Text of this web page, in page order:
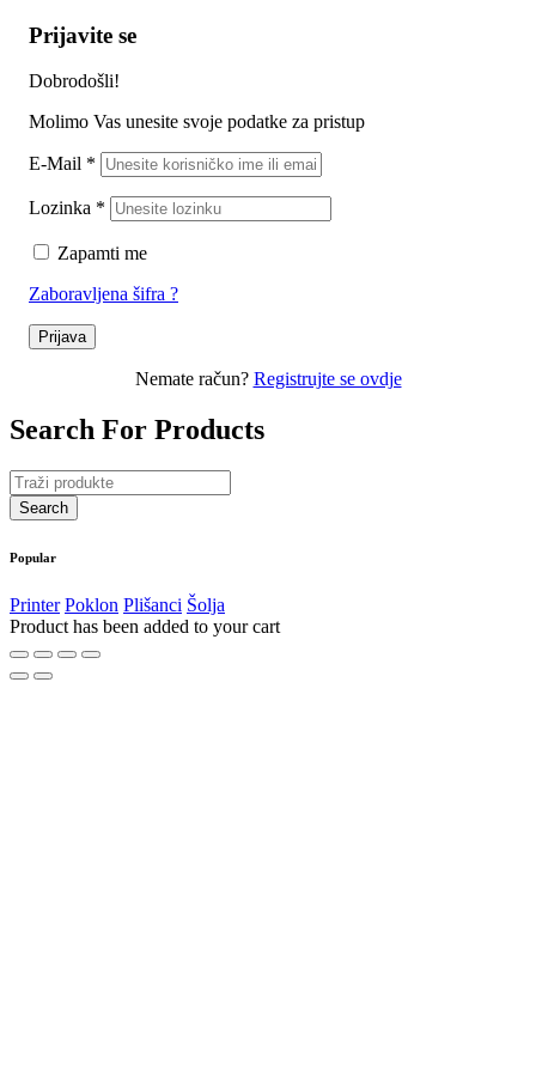
Prijavite se
Dobrodošli!
Molimo Vas unesite svoje podatke za pristup
E-Mail *
Lozinka *
Zapamti me
Zaboravljena šifra ?
Prijava
Nemate račun? Registrujte se ovdje
Search For Products
Popular
Printer Poklon Plišanci Šolja
Product has been added to your cart